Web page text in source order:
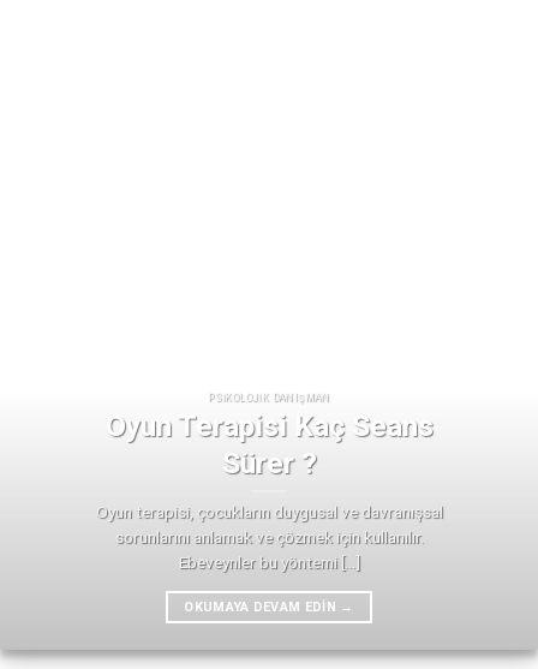
PSIKOLOJIK DANIŞMAN
Oyun Terapisi Kaç Seans
Sürer ?
Oyun terapisi, çocukların duygusal ve davranışsal
sorunlarını anlamak ve çözmek için kullanılır.
Ebeveynler bu yöntemi [...]
OKUMAYA DEVAM EDIN →